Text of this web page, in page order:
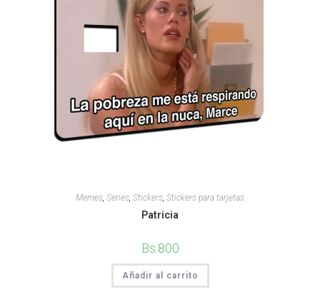
Memes Series Stickers Stickers para tarjetas
Patricia
Bs. 800
Añadir al carrito